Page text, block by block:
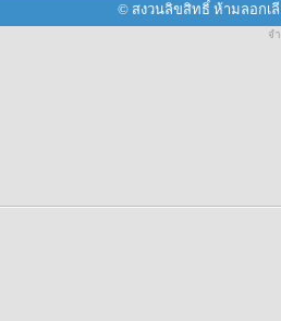
© สงวนลิขสิทธิ์ ห้ามลอกเ